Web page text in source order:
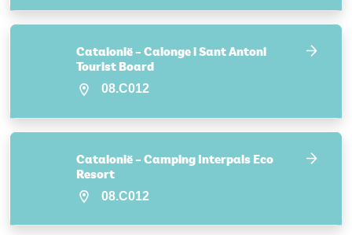
Catalonië – Calonge i Sant Antoni
Tourist Board
08.C012
Catalonië – Camping Interpals Eco
Resort
08.C012